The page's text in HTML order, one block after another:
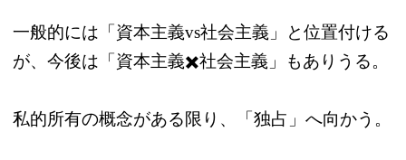
一般的には「資本主義vs社会主義」と位置付ける
が、今後は「資本主義✖️社会主義」もありうる。
私的所有の概念がある限り、「独占」へ向かう。